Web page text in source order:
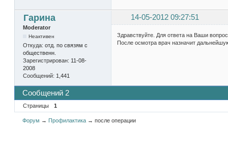
Гарина 14-05-2012 09:27:51
Moderator
Неактивен
Откуда: отд. по связям с
общественн.
Зарегистрирован: 11-08-
2008
Сообщений: 1,441
Здравствуйте. Для ответа на Ваши
После осмотра врач назначит
Сообщений 2
Страницы 1
Форум → Профилактика →после операции